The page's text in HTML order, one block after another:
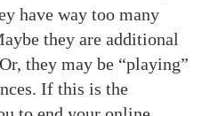
have way too many
they are additional
they may be “playing”
If this is the